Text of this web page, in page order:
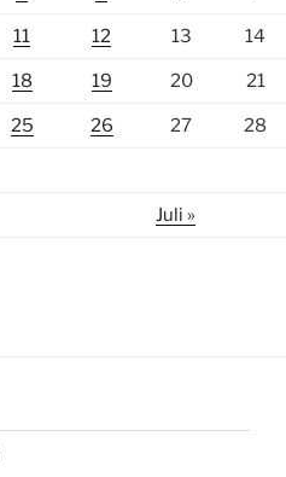
11 12 13 14
18 19 20 21
25 26 27 28
Juli »